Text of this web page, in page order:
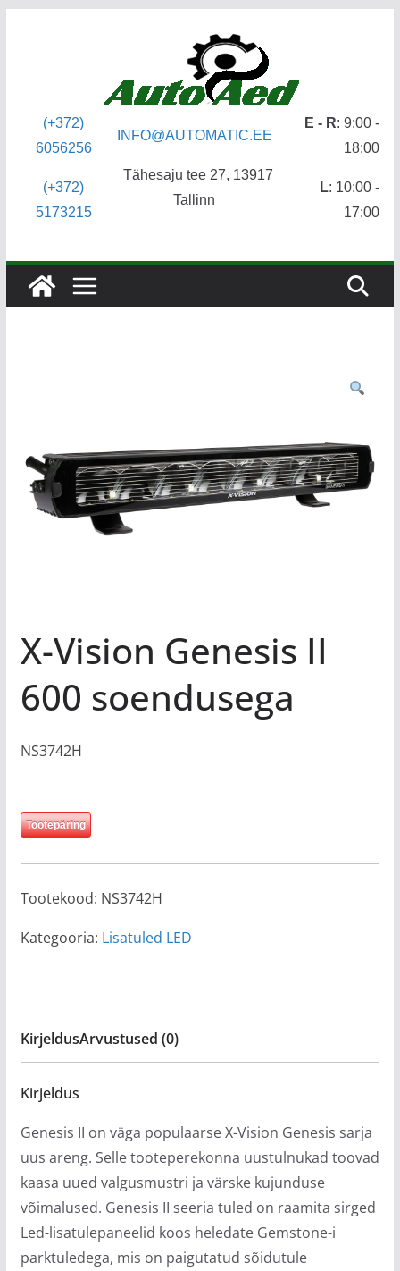
(+372)
6056256
(+372)
5173215
INFO@AUTOMATIC.EE
Tähesaju tee 27, 13917
Tallinn
E - R: 9:00 -
18:00
L: 10:00 -
17:00
X-Vision Genesis II
600 soendusega
NS3742H
Tootepäring
Tootekood: NS3742H
Kategooria: Lisatuled LED
KirjeldusArvustused (0)
Kirjeldus
Genesis II on väga populaarse X-Vision Genesis sarja
uus areng. Selle tooteperekonna uustulnukad toovad
kaasa uued valgusmustri ja värske kujunduse
võimalused. Genesis II seeria tuled on raamita sirged
Led-lisatulepaneelid koos heledate Gemstone-i
parktuledega, mis on paigutatud sõidutule